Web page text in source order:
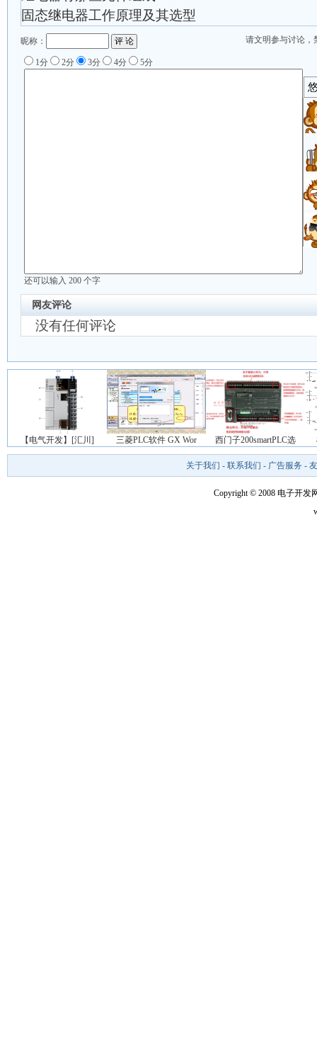
固态继电器工作原理及其选型
请文明参与讨论，
昵称：
1分 2分 3分 4分 5分
还可以输入 200 个字
网友评论
没有任何评论
【电气开发】[汇川] 三菱PLC软件 GX Wor 西门子200smartPLC选
关于我们 - 联系我们 - 广告服务 -
Copyright © 2008 电子开发